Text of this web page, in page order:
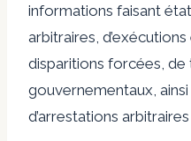
informations faisant
arbitraires,
disparitions forcées,
gouvernementaux,
d’arrestations